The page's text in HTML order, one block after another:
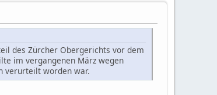
des Zürcher Obergerichts vor dem
im vergangenen März wegen
verurteilt worden war.